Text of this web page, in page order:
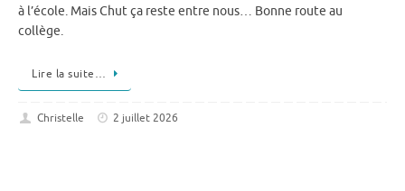
à l’école. Mais Chut ça reste entre nous… Bonne route au
collège.
Lire la suite…
Christelle 2 juillet 2026